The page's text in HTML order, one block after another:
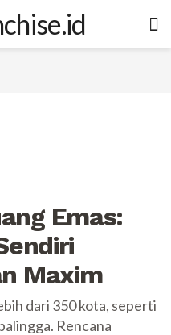
Emas:
Maxim
dari 350 kota, seperti
Rencana